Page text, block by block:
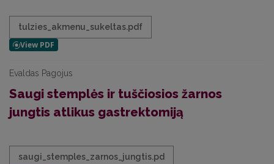
tulzies_akmenu_sukeltas.pdf
Evaldas Pagojus
Saugi stemplės ir tuščiosios žarnos
jungtis atlikus gastrektomiją
saugi_stemples_zarnos_jungtis.pd